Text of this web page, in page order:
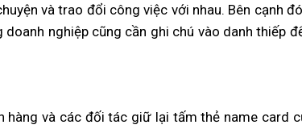
và trao đổi công việc với nhau. Bên cạnh
nghiệp cũng cần ghi chú vào danh thiếp
hàng và các đối tác giữ lại tấm thẻ name card